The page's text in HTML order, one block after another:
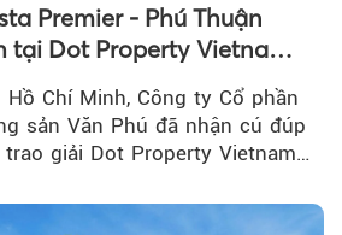
Premier - Phú Thuận
tại Dot Property Vietnam
Hồ Chí Minh, Công ty Cổ phần
sản Văn Phú đã nhận cú đúp
giải Dot Property Vietnam